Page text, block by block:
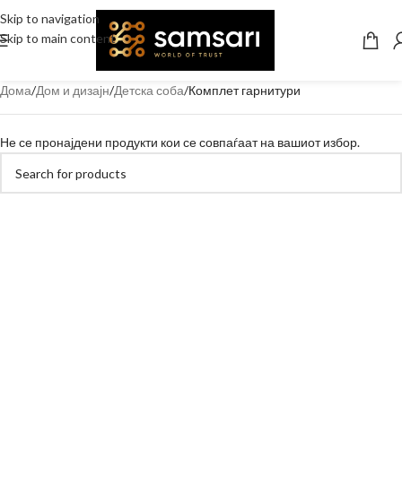
Skip to navigation
Skip to main content
Дома Дом и дизајн Детска соба Комплет гарнитури
Не се пронајдени продукти кои се совпаѓаат на вашиот избор.